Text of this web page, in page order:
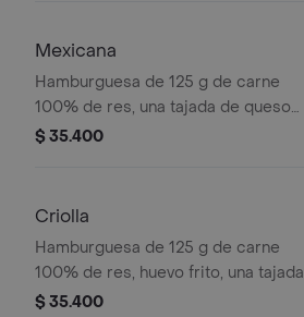
Mexicana
Hamburguesa de 125 g de carne
100% de res, una tajada de queso
tipo mozzarella, guacamole, fríjol
$ 35.400
Criolla
Hamburguesa de 125 g de carne
100% de res, huevo frito, una tajada
de queso tipo mozzarella, cebolla
$ 35.400